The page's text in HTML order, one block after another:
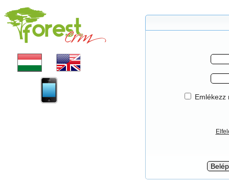
Emlékezz